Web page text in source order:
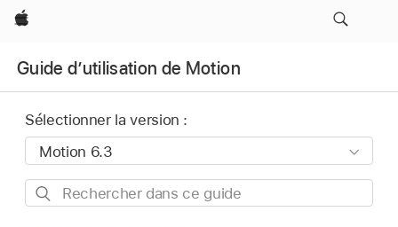
Apple
Guide d’utilisation de Motion
Sélectionner la version :
Rechercher